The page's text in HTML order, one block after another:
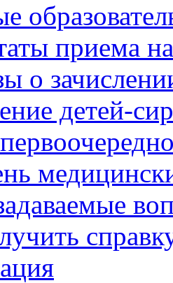
приема
о
детей-